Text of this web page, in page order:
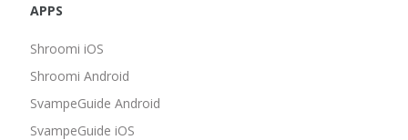
APPS
Shroomi iOS
Shroomi Android
SvampeGuide Android
SvampeGuide iOS